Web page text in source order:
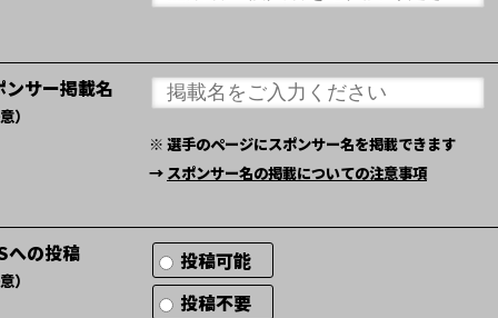
ンサー掲載名
）
※ 選手のページにスポンサー名を掲載できます
→ スポンサー名の掲載についての注意事項
への投稿
）
投稿可能
投稿不要